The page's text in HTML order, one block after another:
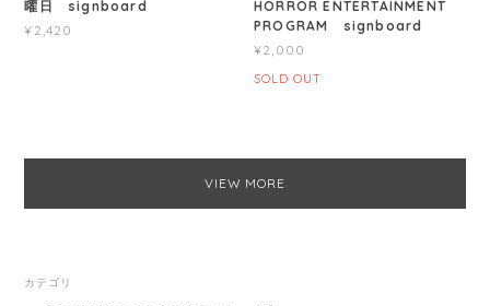
曜日 signboard
¥2,420
HORROR ENTERTAINMENT
PROGRAM signboard
¥2,000
SOLD OUT
VIEW MORE
カテゴリ